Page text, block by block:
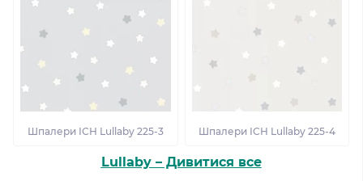
Шпалери ІСН Lullaby 225-3 Шпалери ІСН Lullaby 225-4
Lullaby – Дивитися все